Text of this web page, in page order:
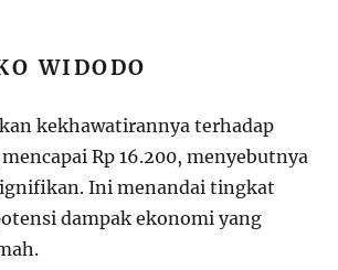
WIDODO
kekhawatirannya terhadap
Rp 16.200, menyebutnya
Ini menandai tingkat
dampak ekonomi yang